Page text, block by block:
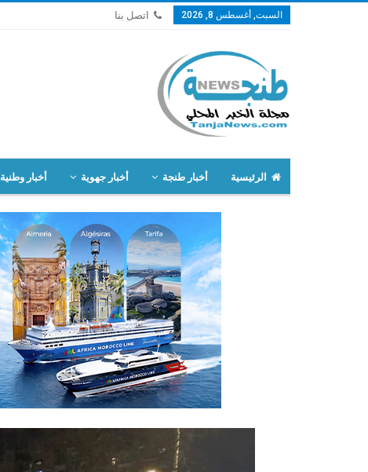
السبت, أغسطس 8, 2026 اتصل بنا
الرئيسية أخبار طنجة أخبار جهوية أخبار وطنية